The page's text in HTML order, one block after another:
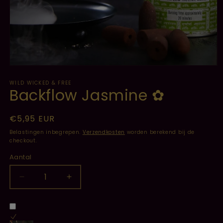
openen
in
modaal
WILD WICKED & FREE
Backflow Jasmine ✿
Normale
prijs
€5,95 EUR
Belastingen inbegrepen. Verzendkosten worden berekend bij de
checkout.
Aantal
Aantal
verlagen
Aantal
verhogen